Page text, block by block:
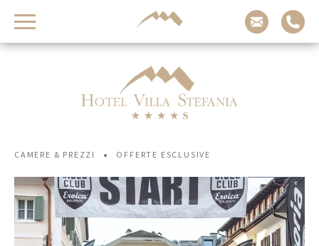
Vacanze da sogno
sulle Dolomiti
Partenza + +
CAMERE & PREZZI • OFFERTE ESCLUSIVE